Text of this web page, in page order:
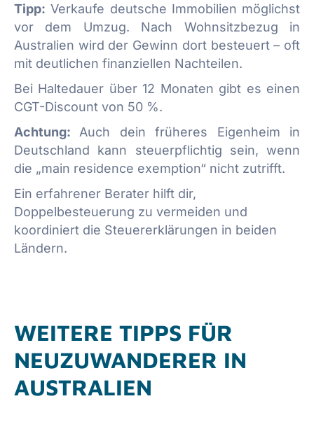
Tipp: Verkaufe deutsche Immobilien möglichst
vor dem Umzug. Nach Wohnsitzbezug in
Australien wird der Gewinn dort besteuert – oft
mit deutlichen finanziellen Nachteilen.
Bei Haltedauer über 12 Monaten gibt es einen
CGT-Discount von 50 %.
Achtung: Auch dein früheres Eigenheim in
Deutschland kann steuerpflichtig sein, wenn
die „main residence exemption“ nicht zutrifft.
Ein erfahrener Berater hilft dir,
Doppelbesteuerung zu vermeiden und
koordiniert die Steuererklärungen in beiden
Ländern.
WEITERE TIPPS FÜR
NEUZUWANDERER IN
AUSTRALIEN